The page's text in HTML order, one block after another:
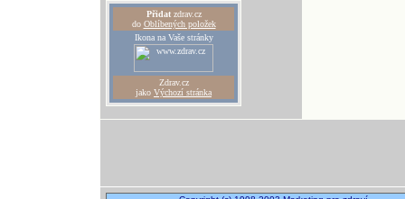
Přidatzdrav.cz
do Oblíbených položek
Ikona na Vaše stránky
Zdrav.cz
jako Výchozí stránka